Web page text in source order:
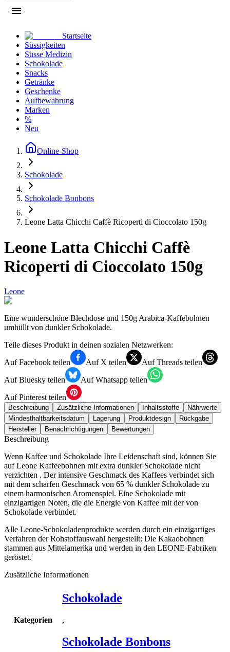
Startseite
Süssigkeiten
Süsse Medizin
Schokolade
Snacks
Getränke
Geschenke
Aufbewahrung
Marken
%
Neu
Online-Shop
Schokolade
Schokolade Bonbons
Leone Latta Chicchi Caffè Ricoperti di Cioccolato 150g
Leone Latta Chicchi Caffè
Ricoperti di Cioccolato 150g
Leone
Eine wunderschöne Blechdose und 150g Arabica-Kaffebohnen
umhüllt von dunkler Schokolade.
Teile dieses Produkt in deinen sozialen Netzwerken:
Auf Facebook teilen
Auf X teilen
Auf Threads teilen
Auf Bluesky teilen
Auf Whatsapp teilen
Auf Pinterest teilen
Beschreibung Zusätzliche Informationen Inhaltsstoffe
Nährwerte
Mindesthaltbarkeitsdatum
Lagerung Produktdesign
Rückgabe
Hersteller
Benachrichtigungen Bewertungen
Beschreibung
Wenn Kaffee und Schokolade Ihre Leidenschaft sind, können Sie
auf Leone Kaffeebohnen mit extra dunkler Schokolade nicht
verzichten . Der intensive Geschmack des Kaffees verbindet sich
mit dem scharfen Geschmack von 65 % dunkler Schokolade zu
einem harmonischen Aromenspiel. Eine Schokolade mit
einzigartigen Noten, die die Energie von Kaffee mit der von
Schokolade verbindet.
Alle Leone-Schokoladenprodukte werden durch ein einzigartiges
Verfahren der Rohstoffauswahl hergestellt: Die Kakaobohnen
stammen aus Mittelamerika und werden in den LEONE-Fabriken
geröstet.
Zusätzliche Informationen
Kategorien
Schokolade
,
Schokolade Bonbons